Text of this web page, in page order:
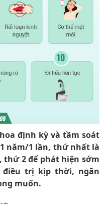
định kỳ và tầm soát
năm/1 lần, thứ nhất là
2 để phát hiện sớm
trị kịp thời, ngăn
muốn.